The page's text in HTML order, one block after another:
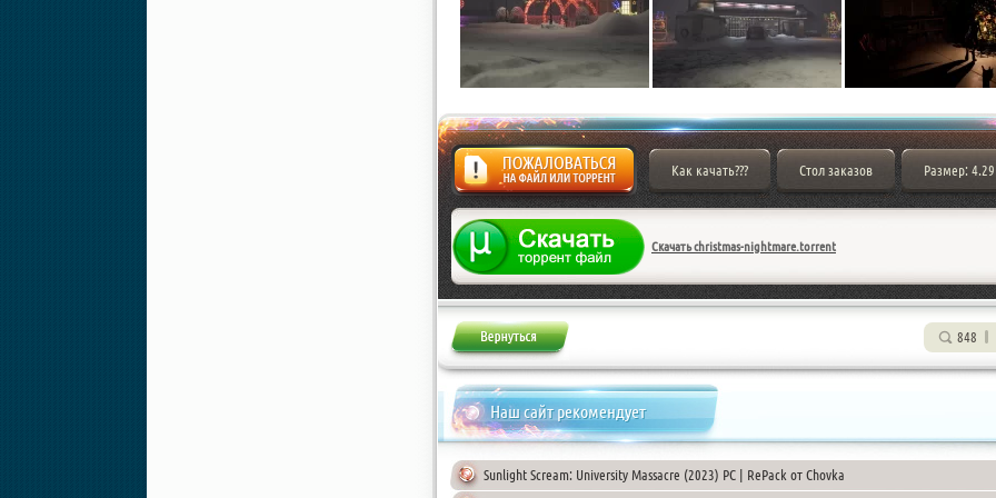
Жалоба
Как качать??? Стол заказов Размер:
Скачать christmas-nightmare.torrent
848
Наш сайт рекомендует
Sunlight Scream: University Massacre (2023) PC | RePack от Chovka